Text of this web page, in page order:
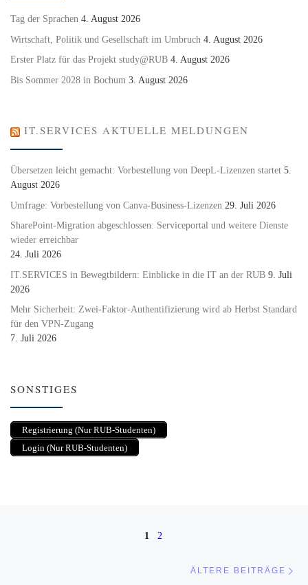
Tag der Sprachen 4. August 2026
Wirtschaft, Politik und Gesellschaft im Umbruch 4. August 2026
Erster Platz für das Projekt study@RUB 4. August 2026
Bis Sommer 2028 in Bochum 3. August 2026
IT.SERVICES AKTUELLE MELDUNGEN
Übersetzen leicht gemacht: Vorbestellung von DeepL-Lizenzen startet 5.
August 2026
Umfrage: Vorbestellung von Canva-Business-Lizenzen 29. Juli 2026
SharePoint-Migration abgeschlossen: Serviceportal und weitere Dienste
wieder erreichbar
24. Juli 2026
IT.SERVICES in Bewegtbildern: Einblicke in die IT an der RUB 9. Juli
2026
Mehr Sicherheit: Zwei-Faktor-Authentifizierung wird ab Herbst Standard
für den VPN-Zugang
7. Juli 2026
SONSTIGES
Registrierung (Nur RUB-Studenten)
Login (Nur RUB-Studenten)
1 2
ÄLTERE BEITRÄGE